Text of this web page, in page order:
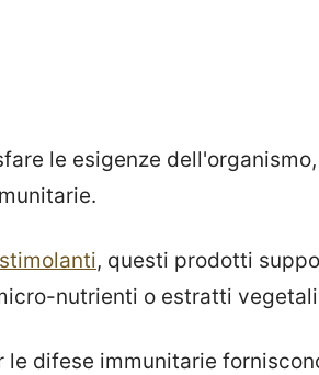
le esigenze
, questi prodotti
nutrienti o estratti
difese immunitarie